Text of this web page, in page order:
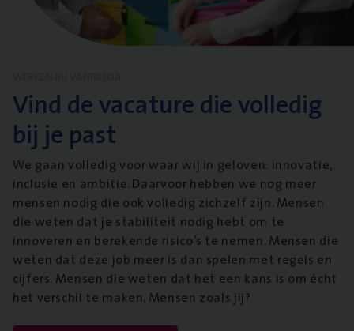
Vind de vacature die volledig
bij je past
We gaan volledig voor waar wij in geloven: innovatie,
inclusie en ambitie. Daarvoor hebben we nog meer
mensen nodig die ook volledig zichzelf zijn. Mensen
die weten dat je stabiliteit nodig hebt om te
innoveren en berekende risico’s te nemen. Mensen die
weten dat deze job meer is dan spelen met regels en
cijfers. Mensen die weten dat het een kans is om écht
het verschil te maken. Mensen zoals jij?